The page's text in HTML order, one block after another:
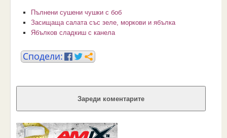
Пълнени сушени чушки с боб
Засищаща салата със зеле, моркови и ябълка
Ябълков сладкиш с канела
Зареди коментарите